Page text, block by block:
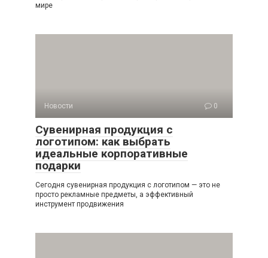
мире
Новости 0
Сувенирная продукция с
логотипом: как выбрать
идеальные корпоративные
подарки
Сегодня сувенирная продукция с логотипом — это не
просто рекламные предметы, а эффективный
инструмент продвижения